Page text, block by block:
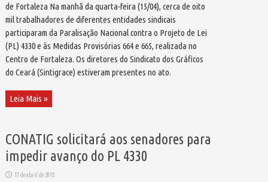
de Fortaleza Na manhã da quarta-feira (15/04), cerca de oito
mil trabalhadores de diferentes entidades sindicais
participaram da Paralisação Nacional contra o Projeto de Lei
(PL) 4330 e às Medidas Provisórias 664 e 665, realizada no
Centro de Fortaleza. Os diretores do Sindicato dos Gráficos
do Ceará (Sintigrace) estiveram presentes no ato.
Leia Mais »
CONATIG solicitará aos senadores para
impedir avanço do PL 4330
17 de abril de 2015